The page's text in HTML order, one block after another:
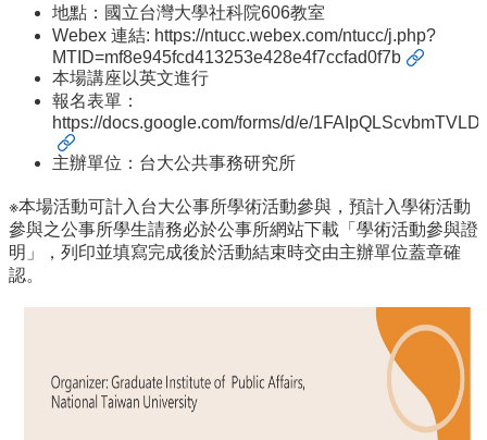
學
術
研
地點：國立台灣大學社科院606教室
Webex 連結: https://ntucc.webex.com/ntucc/j.php?
MTID=mf8e945fcd413253e428e4f7ccfad0f7b
本場講座以英文進行
報名表單：
https://docs.google.com/forms/d/e/
主辦單位：台大公共事務研究所
※本場活動可計入台大公事所學術活動參與，預計入學術活動
參與之公事所學生請務必於公事所網站下載「學術活動參與證
明」，列印並填寫完成後於活動結束時交由主辦單位蓋章確
認。